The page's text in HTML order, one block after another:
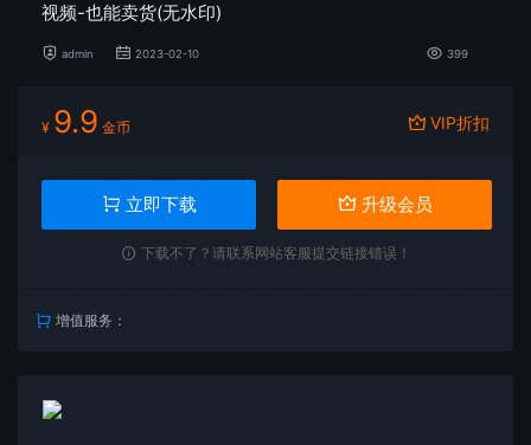
视频-也能卖货(无水印)
admin 2023-02-10 399
¥ 9.9 金币 VIP折扣
立即下载 升级会员
下载不了？请联系网站客服提交链接错误！
增值服务：